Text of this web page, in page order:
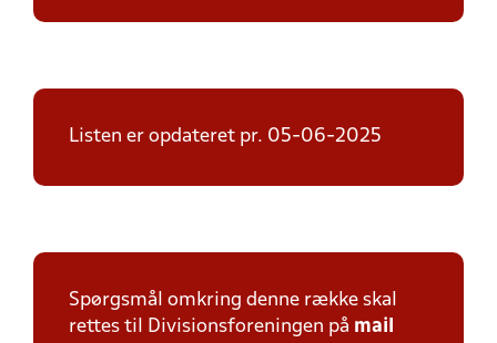
Listen er opdateret pr. 05-06-2025
Spørgsmål omkring denne række skal
rettes til Divisionsforeningen på mail